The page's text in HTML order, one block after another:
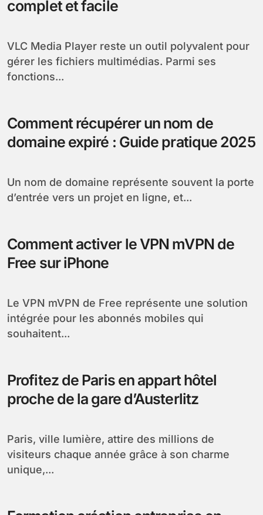
complet et facile
VLC Media Player reste un outil polyvalent pour
gérer les fichiers multimédias. Parmi ses
fonctions...
Comment récupérer un nom de
domaine expiré : Guide pratique 2025
Un nom de domaine représente souvent la porte
d’entrée vers un projet en ligne, et...
Comment activer le VPN mVPN de
Free sur iPhone
Le VPN mVPN de Free représente une solution
intégrée pour les abonnés mobiles qui
souhaitent...
Profitez de Paris en appart hôtel
proche de la gare d’Austerlitz
Paris, ville lumière, attire des millions de
visiteurs chaque année grâce à son charme
unique,...